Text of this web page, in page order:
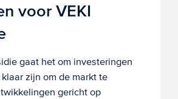
voor VEKI
gaat het om investeringen
zijn om de markt te
gericht op